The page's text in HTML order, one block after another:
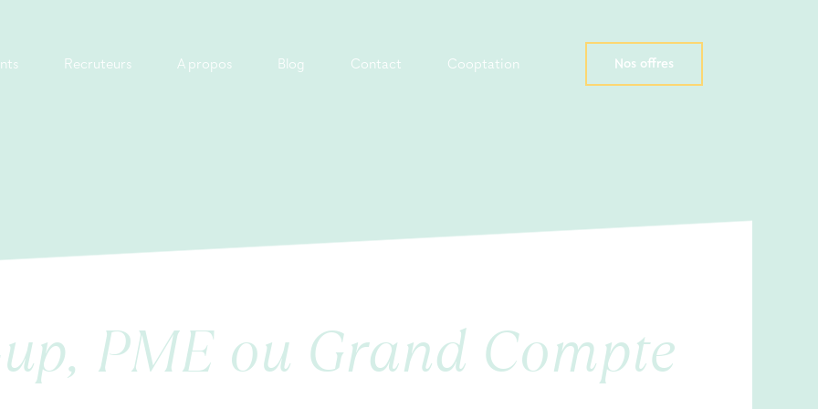
Recruteurs A propos Blog Contact Cooptation Nos offres
PME ou Grand Compte